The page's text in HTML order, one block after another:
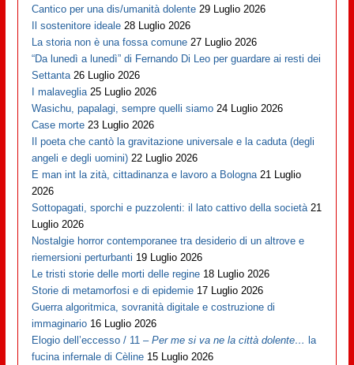
Cantico per una dis/umanità dolente 29 Luglio 2026
Il sostenitore ideale 28 Luglio 2026
La storia non è una fossa comune 27 Luglio 2026
“Da lunedì a lunedì” di Fernando Di Leo per guardare ai resti dei
Settanta 26 Luglio 2026
I malaveglia 25 Luglio 2026
Wasichu, papalagi, sempre quelli siamo 24 Luglio 2026
Case morte 23 Luglio 2026
Il poeta che cantò la gravitazione universale e la caduta (degli
angeli e degli uomini) 22 Luglio 2026
E man int la zità, cittadinanza e lavoro a Bologna 21 Luglio
2026
Sottopagati, sporchi e puzzolenti: il lato cattivo della società 21
Luglio 2026
Nostalgie horror contemporanee tra desiderio di un altrove e
riemersioni perturbanti 19 Luglio 2026
Le tristi storie delle morti delle regine 18 Luglio 2026
Storie di metamorfosi e di epidemie 17 Luglio 2026
Guerra algoritmica, sovranità digitale e costruzione di
immaginario 16 Luglio 2026
Elogio dell’eccesso / 11 –Per me si va ne la città dolente… la
fucina infernale di Cèline 15 Luglio 2026